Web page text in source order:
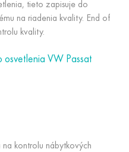
tieto zapisuje do
na riadenia kvality. End of
kvality.
osvetlenia VW Passat
kontrolu nábytkových